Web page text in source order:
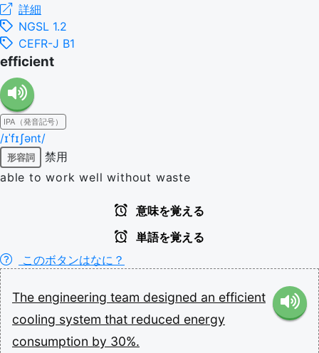
詳細
NGSL 1.2
CEFR-J B1
efficient
IPA（発音記号）
/ɪˈfɪʃənt/
形容詞
禁用
able to work well without waste
意味を覚える
単語を覚える
このボタンはなに？
The engineering team designed an efficient
cooling system that reduced energy
consumption by 30%.